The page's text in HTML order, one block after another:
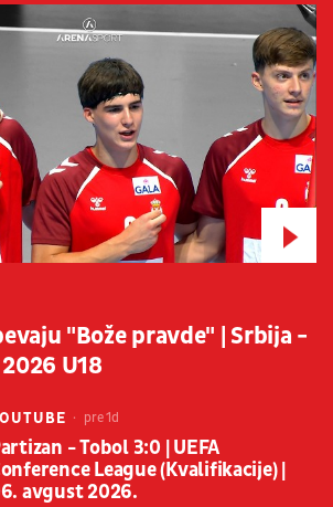
"Bože pravde" | Srbija -
U18
pre 1d
- Tobol 3:0 | UEFA
League (Kvalifikacije) |
avgust 2026.